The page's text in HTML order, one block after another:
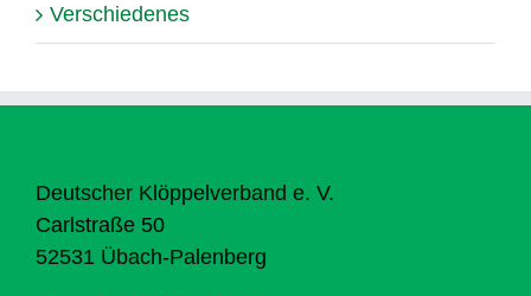
Verschiedenes
Deutscher Klöppelverband e. V.
Carlstraße 50
52531 Übach-Palenberg